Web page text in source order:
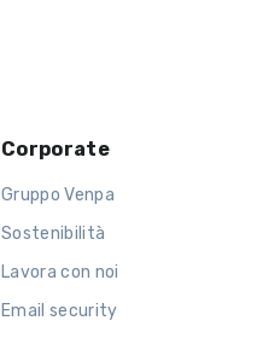
Corporate
Gruppo Venpa
Sostenibilità
Lavora con noi
Email security